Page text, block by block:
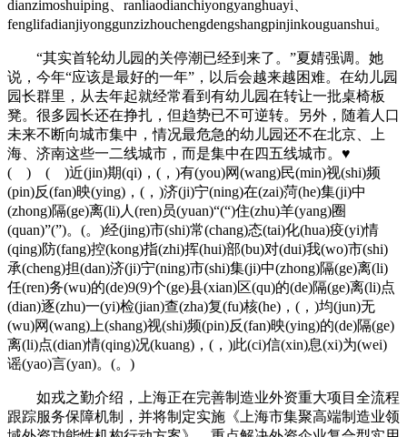
dianzimoshuiping、ranliaodianchiyongyanghuayi、
fenglifadianjiyonggunzizhouchengdengshangpinjinkouguanshui。
“其实首轮幼儿园的关停潮已经到来了。”夏婧强调。她
说，今年“应该是最好的一年”，以后会越来越困难。在幼儿园
园长群里，从去年起就经常看到有幼儿园在转让一批桌椅板
凳。很多园长还在挣扎，但趋势已不可逆转。另外，随着人口
未来不断向城市集中，情况最危急的幼儿园还不在北京、上
海、济南这些一二线城市，而是集中在四五线城市。♥
( ) ( )近(jin)期(qi)，(，)有(you)网(wang)民(min)视(shi)频
(pin)反(fan)映(ying)，(，)济(ji)宁(ning)在(zai)菏(he)集(ji)中
(zhong)隔(ge)离(li)人(ren)员(yuan)“(“)住(zhu)羊(yang)圈
(quan)”(”)。(。)经(jing)市(shi)常(chang)态(tai)化(hua)疫(yi)情
(qing)防(fang)控(kong)指(zhi)挥(hui)部(bu)对(dui)我(wo)市(shi)
承(cheng)担(dan)济(ji)宁(ning)市(shi)集(ji)中(zhong)隔(ge)离(li)
任(ren)务(wu)的(de)9(9)个(ge)县(xian)区(qu)的(de)隔(ge)离(li)点
(dian)逐(zhu)一(yi)检(jian)查(zha)复(fu)核(he)，(，)均(jun)无
(wu)网(wang)上(shang)视(shi)频(pin)反(fan)映(ying)的(de)隔(ge)
离(li)点(dian)情(qing)况(kuang)，(，)此(ci)信(xin)息(xi)为(wei)
谣(yao)言(yan)。(。)
如戎之勤介绍，上海正在完善制造业外资重大项目全流程
跟踪服务保障机制，并将制定实施《上海市集聚高端制造业领